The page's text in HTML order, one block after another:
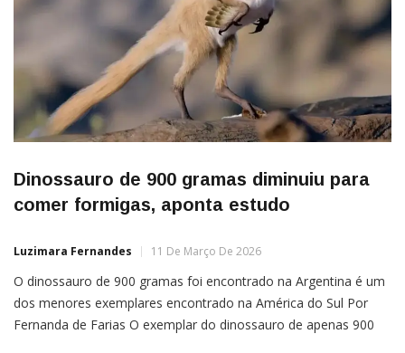
Dinossauro de 900 gramas diminuiu para
comer formigas, aponta estudo
Luzimara Fernandes 11 De Março De 2026
O dinossauro de 900 gramas foi encontrado na Argentina é um
dos menores exemplares encontrado na América do Sul Por
Fernanda de Farias O exemplar do dinossauro de apenas 900